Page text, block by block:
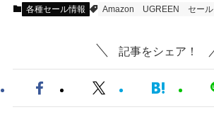
各種セール情報 Amazon UGREEN セール
記事をシェア！